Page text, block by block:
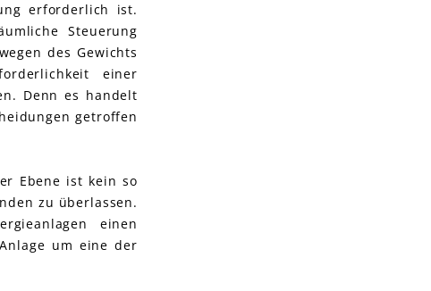
erforderlich ist.
Steuerung
des Gewichts
einer
Denn es handelt
getroffen
Ebene ist kein so
zu überlassen.
einen
um eine der